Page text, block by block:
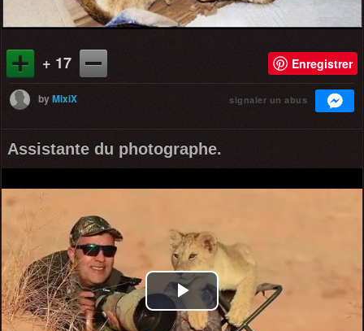
+ 17 Enregistrer
byMixiX signaler un abus
Assistante du photographe.
Play